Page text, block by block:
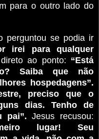
para o outro lado do
perguntou se podia ir
irei para qualquer
ao ponto: “Está
Saiba que não
hospedagens”.
preciso que o
dias. Tenho de
pai”. Jesus recusou:
lugar! Seu